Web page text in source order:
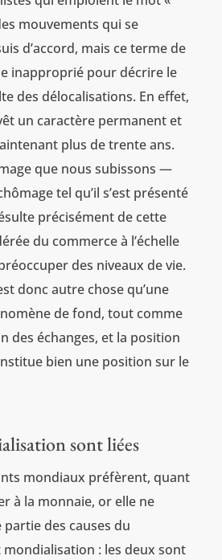
mouvements qui se
d’accord, mais ce terme de
inapproprié pour décrire le
des délocalisations. En effet,
un caractère permanent et
plus de trente ans.
que nous subissons —
tel qu’il s’est présenté
précisément de cette
du commerce à l’échelle
des niveaux de vie.
donc autre chose qu’une
de fond, tout comme
des échanges, et la position
bien une position sur le
sont liées
mondiaux préfèrent, quant
à la monnaie, or elle ne
partie des causes du
: les deux sont